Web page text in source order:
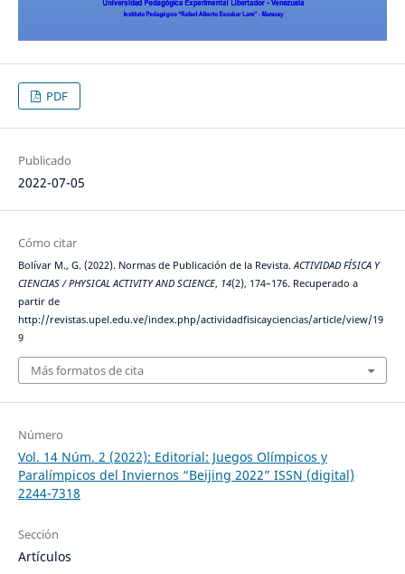
PDF
Publicado
2022-07-05
Cómo citar
Bolívar M., G. (2022). Normas de Publicación de la Revista.ACTIVIDAD FÍSICA Y
CIENCIAS / PHYSICAL ACTIVITY AND SCIENCE, 14(2), 174–176. Recuperado a
partir de
http://revistas.upel.edu.ve/index.php/actividadfisicayciencias/article/view/19
9
Más formatos de cita
Número
Vol. 14 Núm. 2 (2022): Editorial: Juegos Olímpicos y
Paralímpicos del Inviernos “Beijing 2022” ISSN (digital)
2244-7318
Sección
Artículos